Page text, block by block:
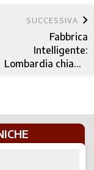
SUCCESSIVA keyboard_arrow_right
Fabbrica
Intelligente:
Lombardia chiama